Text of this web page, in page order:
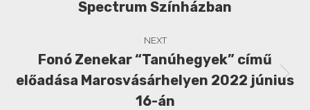
post:
Spectrum Színházban
NEXT
Next
post:
Fonó Zenekar “Tanúhegyek” című
előadása Marosvásárhelyen 2022 június
16-án